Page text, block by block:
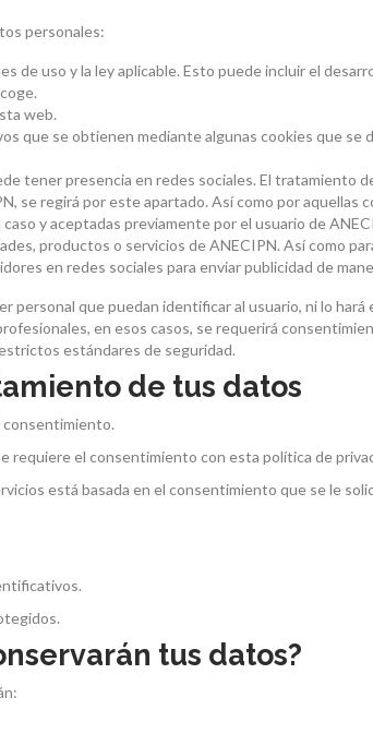
personales:
de uso y la ley aplicable. Esto puede incluir el
web.
que se obtienen mediante algunas cookies que se
tener presencia en redes sociales. El tratamiento
se regirá por este apartado. Así como por
y aceptadas previamente por el usuario de
productos o servicios de ANECIPN. Así como
en redes sociales para enviar publicidad de
personal que puedan identificar al usuario, ni lo
en esos casos, se requerirá
estándares de seguridad.
de tus datos
consentimiento.
requiere el consentimiento con esta política de
está basada en el consentimiento que se le
tus datos?